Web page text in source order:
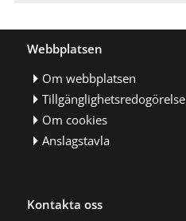
Webbplatsen
Om webbplatsen
Tillgänglighetsredogörelse
Om cookies
Anslagstavla
Kontakta oss